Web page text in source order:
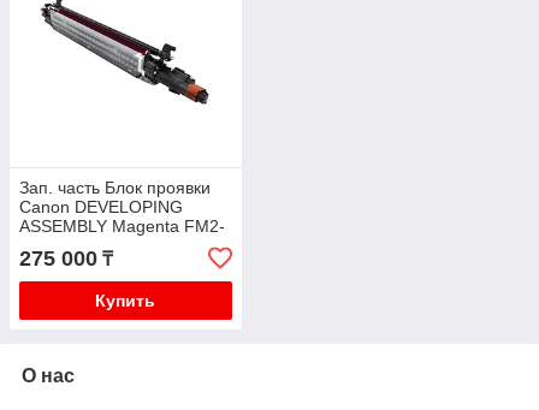
Зап. часть Блок проявки
Canon DEVELOPING
ASSEMBLY Magenta FM2-
275 000 ₸
Купить
О нас